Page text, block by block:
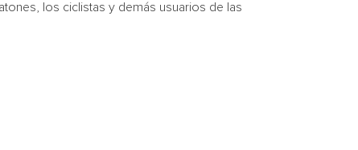
los ciclistas y demás usuarios de las